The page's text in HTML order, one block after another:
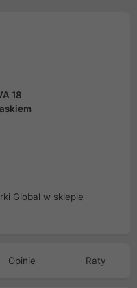
18
Opinie Raty